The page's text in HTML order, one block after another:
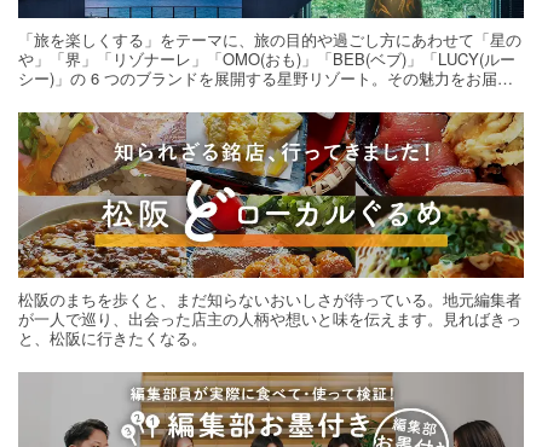
「旅を楽しくする」をテーマに、旅の目的や過ごし方にあわせて「星の
や」「界」「リゾナーレ」「OMO(おも)」「BEB(ベブ)」「LUCY(ルー
シー)」の 6 つのブランドを展開する星野リゾート。その魅力をお届け
松阪のまちを歩くと、まだ知らないおいしさが待っている。地元編集者
が一人で巡り、出会った店主の人柄や想いと味を伝えます。見ればきっ
と、松阪に行きたくなる。